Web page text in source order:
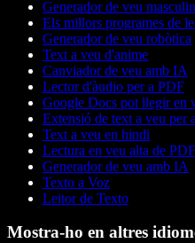
Generador de veu
Els millors programes de
Generador de veu robòtica
Text a veu d'anime
Canviador de veu amb IA
Lector d'àudio per a PDF
Google Docs pot llegir en
Extensió de text a veu per
Text a veu en hindi
Lectura en veu alta de PDF
Generador de veu amb IA
Texto a Voz
Leitor de Texto
Mostra-ho en altres